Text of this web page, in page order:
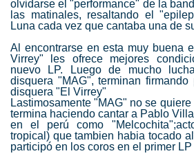
olvidarse el "performance" de la
las matinales, resaltando el
Luna cada vez que cantaba una de
Al encontrarse en esta muy buena
Virrey" les ofrece mejores
nuevo LP. Luego de mucho
disquera "MAG", terminan
disquera "El Virrey"
Lastimosamente "MAG" no se
termina haciendo cantar a Pablo
en el perú como
tropical) que tambien habia tocado
participó en los coros en el primer